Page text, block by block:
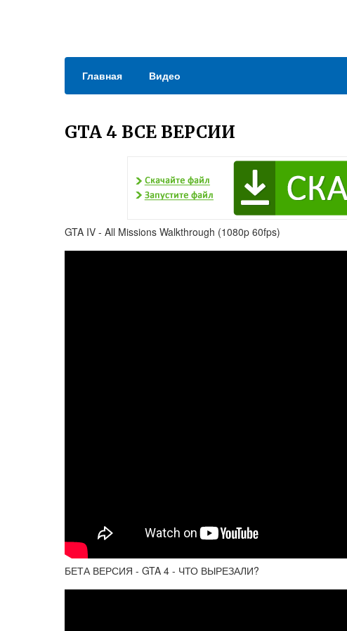
Главная Видео
GTA 4 ВСЕ ВЕРСИИ
GTA IV - All Missions Walkthrough (1080p 60fps)
БЕТА ВЕРСИЯ - GTA 4 - ЧТО ВЫРЕЗАЛИ?